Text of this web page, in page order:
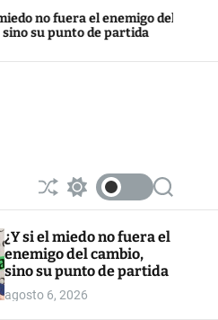
enemigo del
partida
S
h
ff
l
e
S
w
t
c
h
c
o
S
e
r
h
¿Y si el miedo no fuera el
enemigo del cambio,
sino su punto de partida
agosto 6, 2026